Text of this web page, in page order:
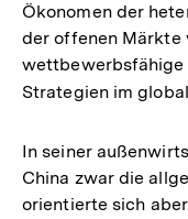
Ökonomen der
der offenen Märkte
wettbewerbsfähige
Strategien im
In seiner
China zwar die
orientierte sich